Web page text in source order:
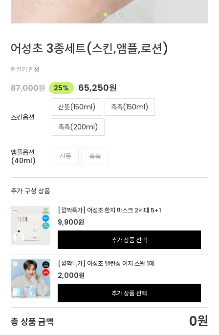
어성초 3종세트(스킨,앰플,로션)
환절기 진정
87,000원 25% 65,250원
스킨옵션
산뜻(150ml) 촉촉(150ml)
촉촉(200ml)
앰플옵션
(40ml)
산뜻 촉촉
추가 구성 상품
[깜짝특가] 어성초 한지 마스크 2세대 5+1
9,900원
추가 상품 선택
[깜짝특가] 어성초 밸런싱 이지 스왑 1매
2,000원
추가 상품 선택
총 상품 금액 0원